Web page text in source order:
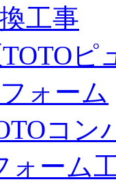
工事
ォーム
コ
ォーム